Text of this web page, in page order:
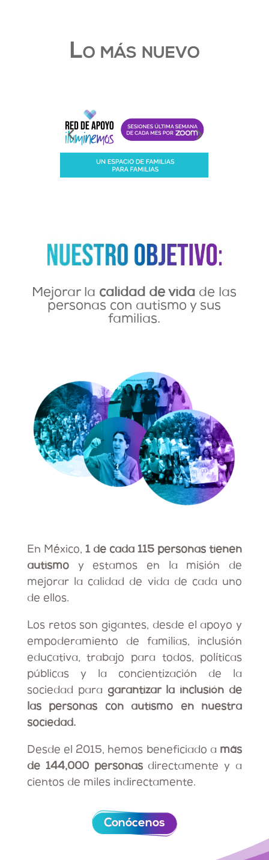
Lo más nuevo
Mejorar la calidad de vida de las
personas con autismo y sus
familias.
En México, 1 de cada 115 personas tienen
autismo y estamos en la misión de
mejorar la calidad de vida de cada uno
de ellos.
Los retos son gigantes, desde el apoyo y
empoderamiento de familias, inclusión
educativa, trabajo para todos, políticas
públicas y la concientización de la
sociedad para garantizar la inclusión de
las personas con autismo en nuestra
sociedad.
Desde el 2015, hemos beneficiado a más
de 144,000 personasdirectamente y a
cientos de miles indirectamente.
Conócenos